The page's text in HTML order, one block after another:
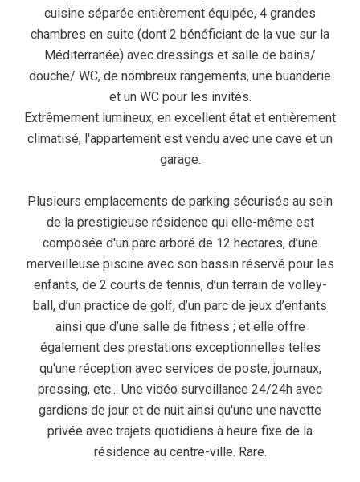
cuisine séparée entièrement équipée, 4 grandes
chambres en suite (dont 2 bénéficiant de la vue sur la
Méditerranée) avec dressings et salle de bains/
douche/ WC, de nombreux rangements, une buanderie
et un WC pour les invités.
Extrêmement lumineux, en excellent état et entièrement
climatisé, l'appartement est vendu avec une cave et un
garage.
Plusieurs emplacements de parking sécurisés au sein
de la prestigieuse résidence qui elle-même est
composée d'un parc arboré de 12 hectares, d’une
merveilleuse piscine avec son bassin réservé pour les
enfants, de 2 courts de tennis, d’un terrain de volley-
ball, d’un practice de golf, d’un parc de jeux d’enfants
ainsi que d’une salle de fitness ; et elle offre
également des prestations exceptionnelles telles
qu'une réception avec services de poste, journaux,
pressing, etc... Une vidéo surveillance 24/24h avec
gardiens de jour et de nuit ainsi qu'une une navette
privée avec trajets quotidiens à heure fixe de la
résidence au centre-ville. Rare.